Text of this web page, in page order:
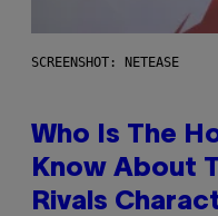
SCREENSHOT: NETEASE
Who Is The
Know About
Rivals